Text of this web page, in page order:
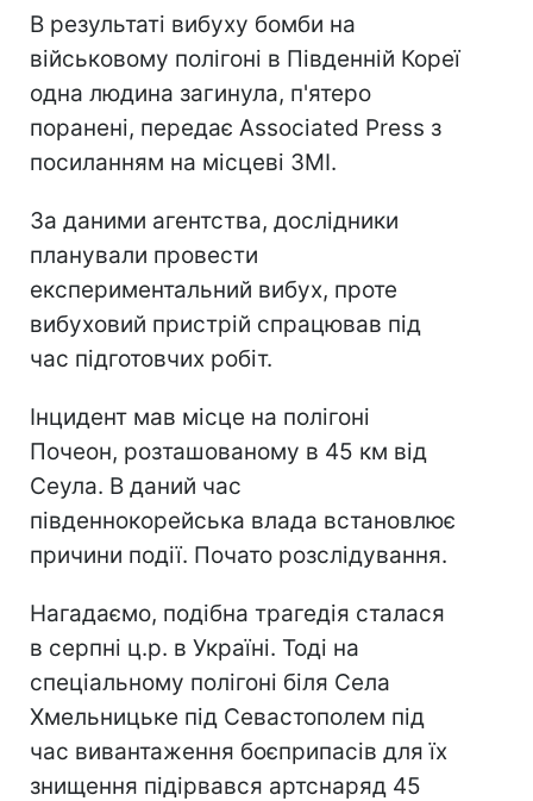
В результаті вибуху бомби на
військовому полігоні в Південній Кореї
одна людина загинула, п'ятеро
поранені, передає Associated Press з
посиланням на місцеві ЗМІ.
За даними агентства, дослідники
планували провести
експериментальний вибух, проте
вибуховий пристрій спрацював під
час підготовчих робіт.
Інцидент мав місце на полігоні
Почеон, розташованому в 45 км від
Сеула. В даний час
південнокорейська влада встановлює
причини події. Почато розслідування.
Нагадаємо, подібна трагедія сталася
в серпні ц.р. в Україні. Тоді на
спеціальному полігоні біля Села
Хмельницьке під Севастополем під
час вивантаження боєприпасів для їх
знищення підірвався артснаряд 45